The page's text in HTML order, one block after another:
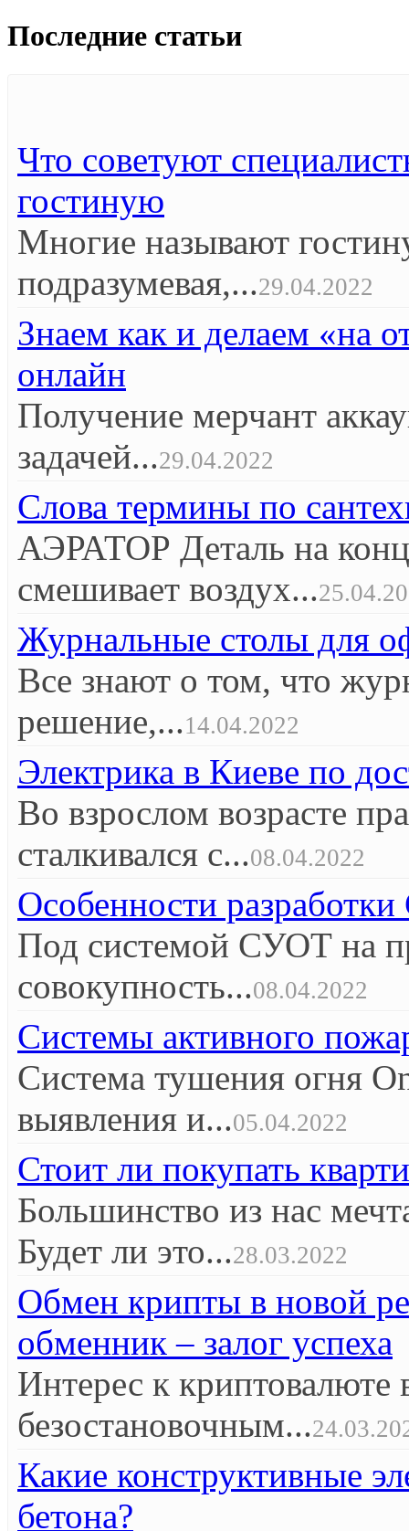
Последние статьи
Что советуют
гостиную
Многие называют
подразумевая,...29.04.2022
Знаем как и делаем «на
онлайн
Получение мерчант
задачей...29.04.2022
Слова термины по
АЭРАТОР Деталь на
смешивает воздух...
Журнальные столы для
Все знают о том, что
решение,...14.04.2022
Электрика в Киеве по
Во взрослом возрасте
сталкивался с...08.04.2022
Особенности
Под системой СУОТ на
совокупность...08.04.2022
Системы активного
Система тушения огня
выявления и...05.04.2022
Стоит ли покупать
Большинство из нас
Будет ли это...28.03.2022
Обмен крипты в новой
обменник – залог успеха
Интерес к криптовалюте
безостановочным...
Какие конструктивные
бетона?